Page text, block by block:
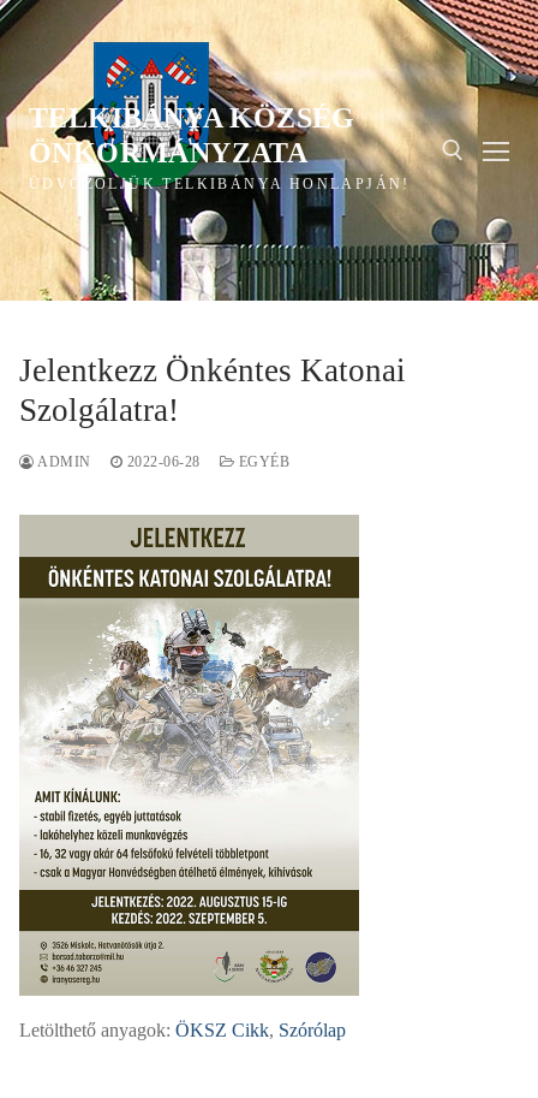
Ugrás
a
tartalomra
TELKIBÁNYA KÖZSÉG
ÖNKORMÁNYZATA
ÜDVÖZÖLJÜK TELKIBÁNYA HONLAPJÁN!
Keresése:
Jelentkezz Önkéntes Katonai
Szolgálatra!
ADMIN 2022-06-28 EGYÉB
Letölthető anyagok: ÖKSZ Cikk, Szórólap